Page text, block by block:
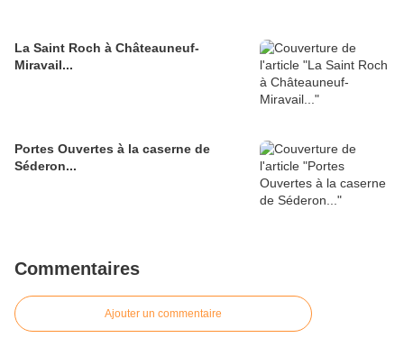
La Saint Roch à Châteauneuf-
Miravail...
Portes Ouvertes à la caserne de
Séderon...
Commentaires
Ajouter un commentaire